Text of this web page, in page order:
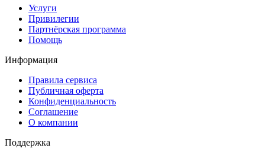
Услуги
Привилегии
Партнёрская программа
Помощь
Информация
Правила сервиса
Публичная оферта
Конфиденциальность
Соглашение
О компании
Поддержка